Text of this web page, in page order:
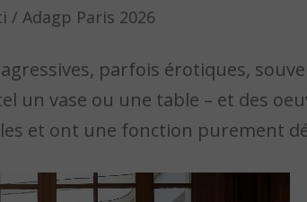
/ Adagp Paris 2026
parfois érotiques,
vase ou une table – et des
et ont une fonction purement